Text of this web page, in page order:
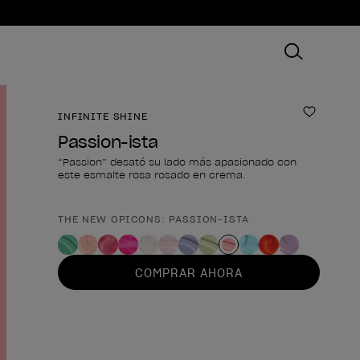
INFINITE SHINE Añadir
Passion-ista
“Passion” desató su lado más apasionado con
este esmalte rosa rosado en crema.
Forma del producto
THE NEW OPICONS: PASSION-ISTA
COMPRAR AHORA